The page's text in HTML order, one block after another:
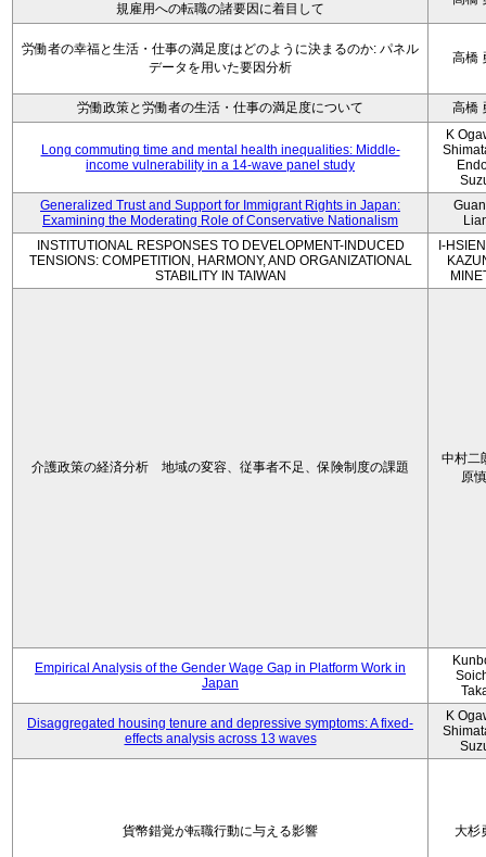
規雇用への転職の諸要因に着目して
労働者の幸福と生活・仕事の満足度はどのように決まるのか: パネル
データを用いた要因分析
高橋
労働政策と労働者の生活・仕事の満足度について 高橋
Long commuting time and mental health inequalities: Middle-
income vulnerability in a 14-wave panel study
K
Generalized Trust and Support for Immigrant Rights in Japan:
Examining the Moderating Role of Conservative Nationalism
INSTITUTIONAL RESPONSES TO DEVELOPMENT-INDUCED
TENSIONS: COMPETITION, HARMONY, AND ORGANIZATIONAL
STABILITY IN TAIWAN
I-
介護政策の経済分析 地域の変容、従事者不足、保険制度の課題
中村二
原
Empirical Analysis of the Gender Wage Gap in Platform Work in
Japan
Disaggregated housing tenure and depressive symptoms: A fixed-
effects analysis across 13 waves
K
貨幣錯覚が転職行動に与える影響 大杉